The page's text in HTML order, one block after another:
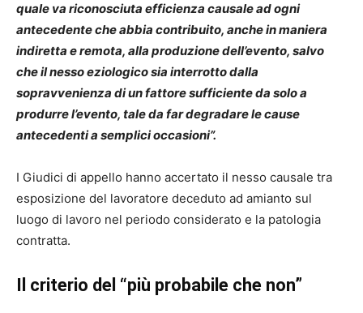
quale va riconosciuta efficienza causale ad ogni
antecedente che abbia contribuito, anche in maniera
indiretta e remota, alla produzione dell’evento, salvo
che il nesso eziologico sia interrotto dalla
sopravvenienza di un fattore sufficiente da solo a
produrre l’evento, tale da far degradare le cause
antecedenti a semplici occasioni”.
I Giudici di appello hanno accertato il nesso causale tra
esposizione del lavoratore deceduto ad amianto sul
luogo di lavoro nel periodo considerato e la patologia
contratta.
Il criterio del “più probabile che non”